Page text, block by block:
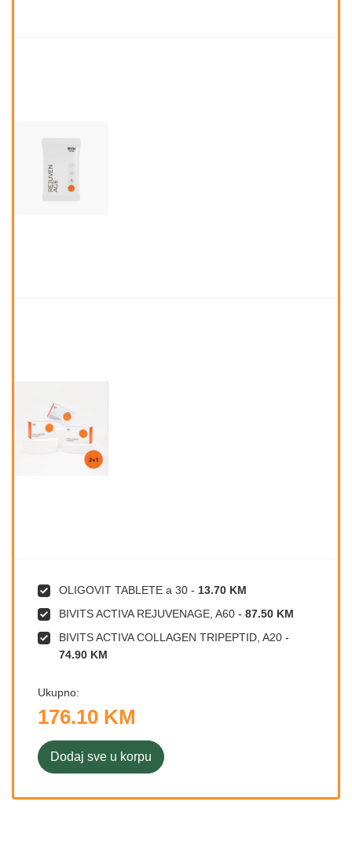
OLIGOVIT TABLETE a 30 - 13.70 KM
BIVITS ACTIVA REJUVENAGE, A60 - 87.50 KM
BIVITS ACTIVA COLLAGEN TRIPEPTID, A20 -
74.90 KM
Ukupno:
176.10 KM
Dodaj sve u korpu